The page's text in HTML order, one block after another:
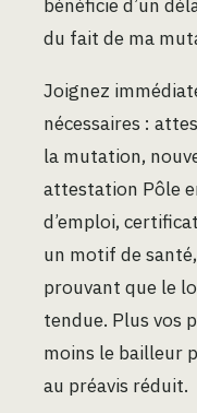
bénéficie d’un
du fait de ma
Joignez
nécessaires :
la mutation,
attestation Pôle
d’emploi,
un motif de
prouvant que le
tendue. Plus vos
moins le bailleur
au préavis réduit.